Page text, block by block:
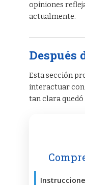
opiniones
actualmente.
Después
Esta sección
interactuar
tan clara quedó